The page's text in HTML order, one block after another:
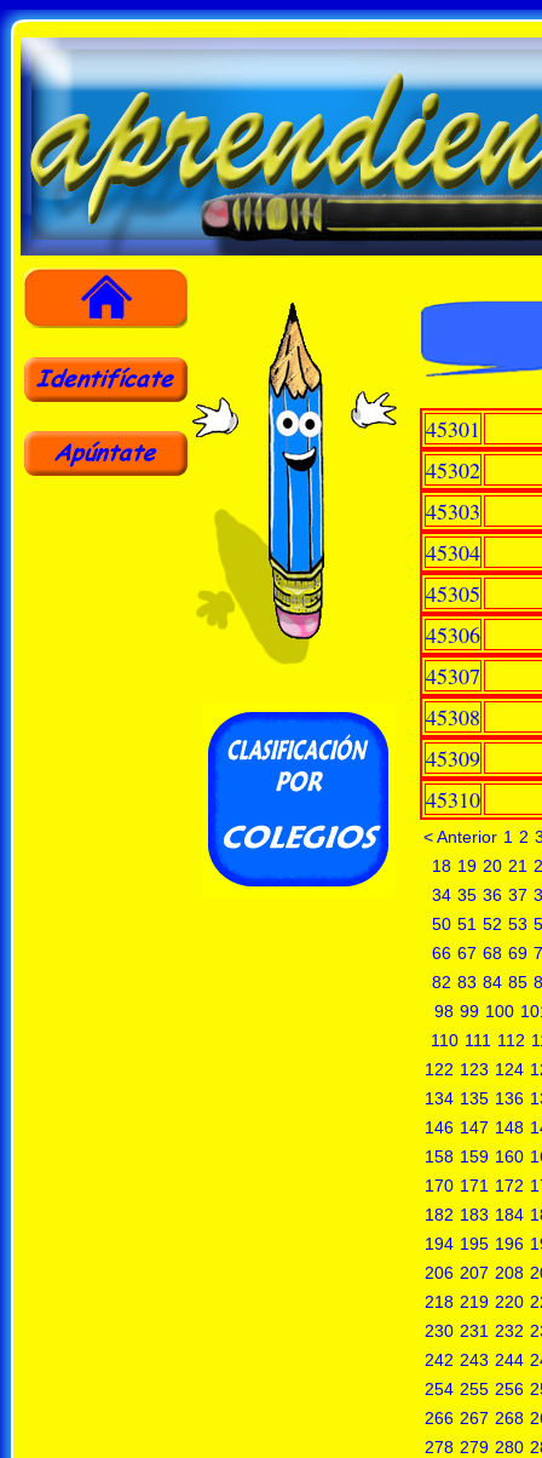
45301
45302
45303
45304
45305
45306
45307
45308
45309
45310
< Anterior 1 2
18 19 20 21
34 35 36 37
50 51 52 53
66 67 68 69
82 83 84 85
98 99 100
110 111 112
122 123 124
134 135 136
146 147 148
158 159 160
170 171 172
182 183 184
194 195 196
206 207 208
218 219 220
230 231 232
242 243 244
254 255 256
266 267 268
278 279 280